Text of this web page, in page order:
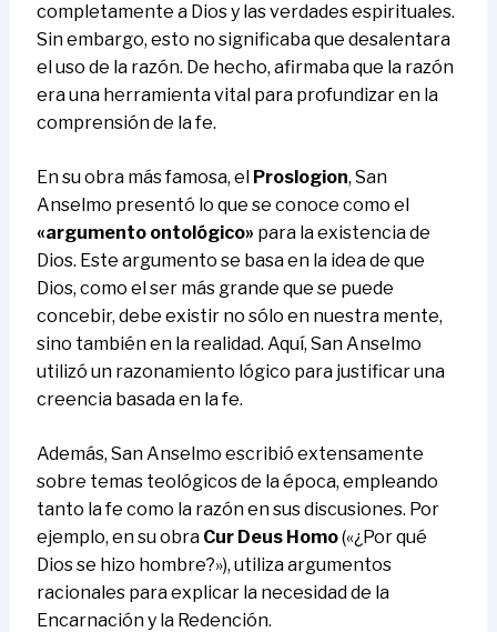
completamente a Dios y las verdades espirituales.
Sin embargo, esto no significaba que desalentara
el uso de la razón. De hecho, afirmaba que la razón
era una herramienta vital para profundizar en la
comprensión de la fe.
En su obra más famosa, el Proslogion, San
Anselmo presentó lo que se conoce como el
«argumento ontológico» para la existencia de
Dios. Este argumento se basa en la idea de que
Dios, como el ser más grande que se puede
concebir, debe existir no sólo en nuestra mente,
sino también en la realidad. Aquí, San Anselmo
utilizó un razonamiento lógico para justificar una
creencia basada en la fe.
Además, San Anselmo escribió extensamente
sobre temas teológicos de la época, empleando
tanto la fe como la razón en sus discusiones. Por
ejemplo, en su obra Cur Deus Homo(«¿Por qué
Dios se hizo hombre?»), utiliza argumentos
racionales para explicar la necesidad de la
Encarnación y la Redención.